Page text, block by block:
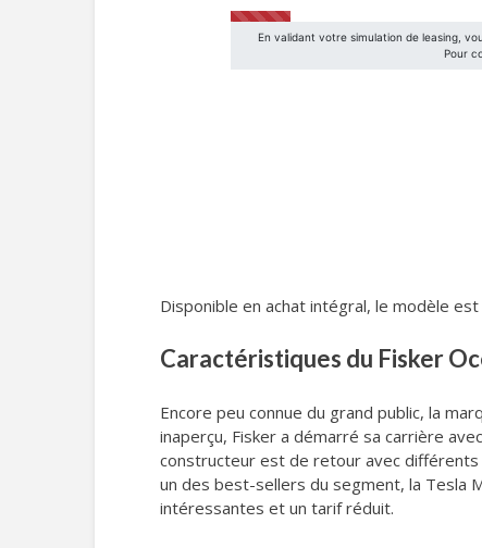
Disponible en achat intégral, le modèle
Caractéristiques du Fisker
Encore peu connue du grand public, la
inaperçu, Fisker a démarré sa carrière
constructeur est de retour avec différents
un des best-sellers du segment, la Tesla
intéressantes et un tarif réduit.